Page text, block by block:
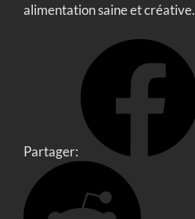
alimentation saine et créative.
Partager: